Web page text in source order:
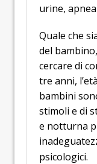
urine,
Quale che
del
cercare di
tre anni,
bambini
stimoli e di
e notturna
psicologici.